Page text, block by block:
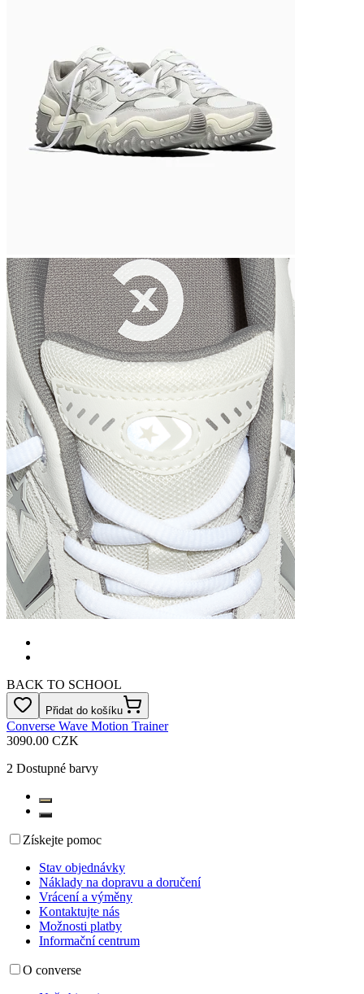
BACK TO SCHOOL
Přidat do košíku
Converse Wave Motion Trainer
3090.00 CZK
2 Dostupné barvy
Získejte pomoc
Stav objednávky
Náklady na dopravu a doručení
Vrácení a výměny
Kontaktujte nás
Možnosti platby
Informační centrum
O converse